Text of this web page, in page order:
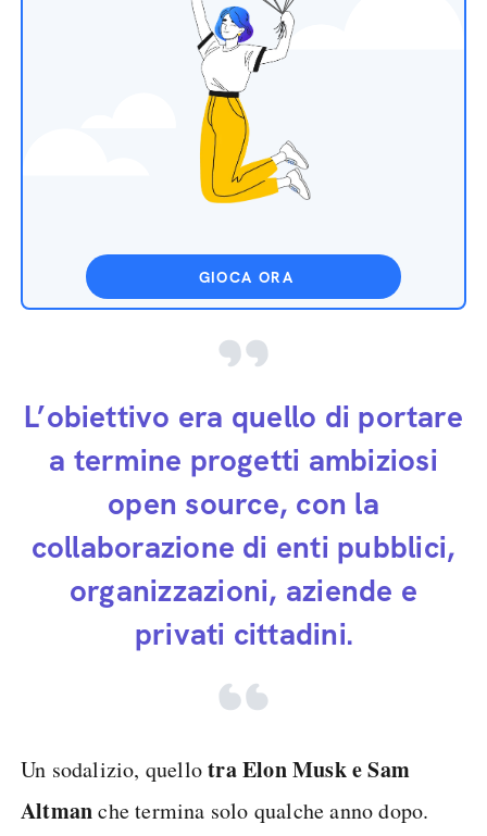
GIOCA ORA
L’obiettivo era quello di portare
a termine progetti ambiziosi
open source, con la
collaborazione di enti pubblici,
organizzazioni, aziende e
privati cittadini.
Un sodalizio, quellotra Elon Musk e Sam
Altmanche termina solo qualche anno dopo.